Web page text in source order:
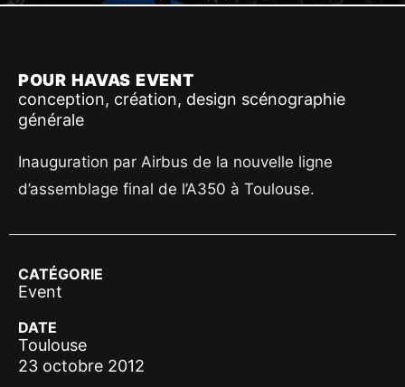
POUR HAVAS EVENT
conception, création, design scénographie
générale
Inauguration par Airbus de la nouvelle ligne
d’assemblage final de l’A350 à Toulouse.
CATÉGORIE
Event
DATE
Toulouse
23 octobre 2012